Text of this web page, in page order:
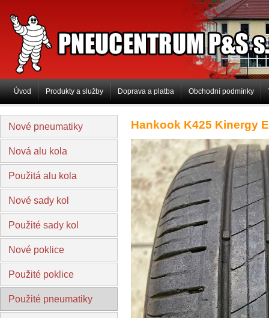
PNEUCENTRUM P&S
Úvod Produkty a služby Doprava a platba Obchodní podmínky
Nové pneumatiky
Nová alu kola
Použitá alu kola
Nové sady kol
Použité sady kol
Nové poklice
Použité poklice
Použité pneumatiky
Hankook K425 Kinergy